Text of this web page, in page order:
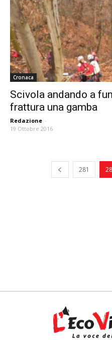
Cronaca
Scivola andando a
frattura una gamba
Redazione -
19 Ottobre 2016
281